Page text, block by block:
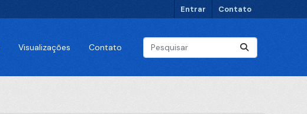
Entrar Contato
Visualizações Contato